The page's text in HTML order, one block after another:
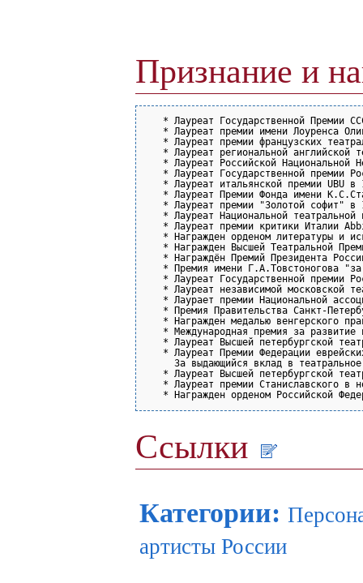
Признание и
* Лауреат Государственной Премии
* Лауреат премии имени Лоуренса
* Лауреат премии французских
* Лауреат региональной английской
* Лауреат Российской Национальной
* Лауреат Государственной премии
* Лауреат итальянской премии UBU в
* Лауреат Премии Фонда имени
* Лауреат премии "Золотой софит" в
* Лауреат Национальной театральной
* Лауреат премии критики Италии
* Награжден орденом литературы и
* Награжден Высшей Театральной
* Награждён Премий Президента
* Премия имени Г.А.Товстоногова
* Лауреат Государственной премии
* Лауреат независимой московской
* Лаурает премии Национальной
* Премия Правительства Санкт-
* Награжден медалью венгерского
* Международная премия за развитие
* Лауреат Высшей петербургской
* Лауреат Премии Федерации
За выдающийся вклад в
* Лауреат Высшей петербургской
* Лауреат премии Станиславского в
Ссылки
Категории:
артисты России